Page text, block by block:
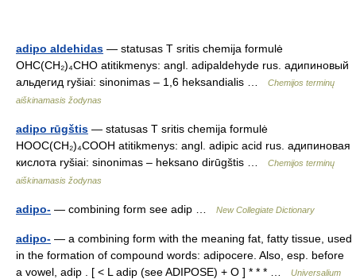
adipo aldehidas — statusas T sritis chemija formulė
OHC(CH₂)₄CHO atitikmenys: angl. adipaldehyde rus. адипиновый
альдегид ryšiai: sinonimas – 1,6 heksandialis …
Chemijos terminų
aiškinamasis žodynas
adipo rūgštis — statusas T sritis chemija formulė
HOOC(CH₂)₄COOH atitikmenys: angl. adipic acid rus. адипиновая
кислота ryšiai: sinonimas – heksano dirūgštis …
Chemijos terminų
aiškinamasis žodynas
adipo- — combining form see adip … New Collegiate Dictionary
adipo- — a combining form with the meaning fat, fatty tissue, used
in the formation of compound words: adipocere. Also, esp. before
a vowel, adip . [ < L adip (see ADIPOSE) + O ] * * * …
Universalium